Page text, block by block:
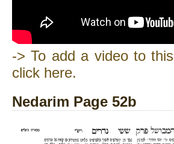
-> To add a video to
click here.
Nedarim Page 52b